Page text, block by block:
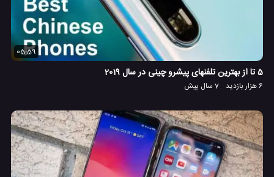
05:59
5 تا از بهترین تلفنهای پیشرو چینی در سال 2019
6 هزار بازدید 7 سال پیش